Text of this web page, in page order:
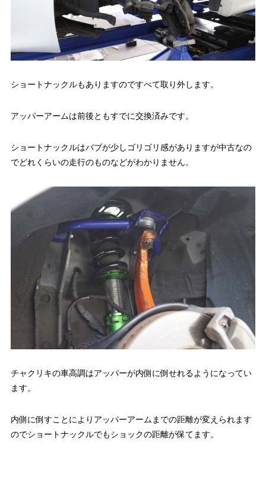
ショートナックルもありますのですべて取り外します。
アッパーアームは前後ともすでに交換済みです。
ショートナックルはバブが少しゴリゴリ感がありますが中古なの
でどれくらいの走行のものなどがわかりません。
チャクリキの車高調はアッパーが内側に倒せれるようになってい
ます。
内側に倒すことによりアッパーアームまでの距離が変えられます
のでショートナックルでもショックの距離が保てます。